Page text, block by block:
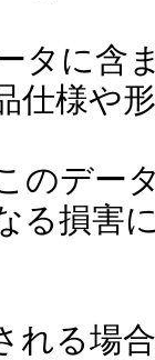
タに含
仕様や
のデー
る損害
れる場